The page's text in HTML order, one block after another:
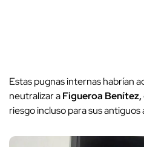
Estas pugnas internas habrían
neutralizar aFigueroa Benítez,
riesgo incluso para sus antiguos